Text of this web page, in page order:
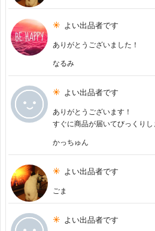
よい出品者です
ありがとうございました！
なるみ
よい出品者です
ありがとうございます！
すぐに商品が届いてびっくりし
かっちゅん
よい出品者です
ごま
よい出品者です